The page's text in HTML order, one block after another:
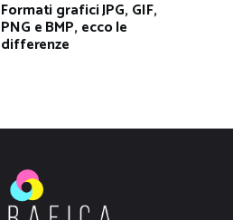
Formati grafici JPG, GIF,
PNG e BMP, ecco le
differenze